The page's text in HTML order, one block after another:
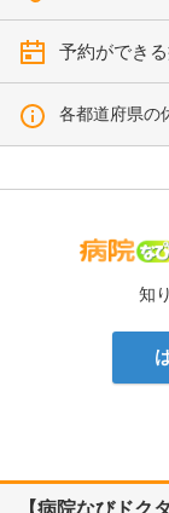
予約ができ
各都道府県の
知
【病院なびドク